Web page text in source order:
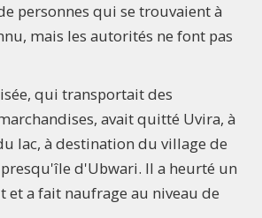
personnes qui se trouvaient à
mais les autorités ne font pas
qui transportait des
avait quitté Uvira, à
lac, à destination du village de
d'Ubwari. Il a heurté un
et a fait naufrage au niveau de